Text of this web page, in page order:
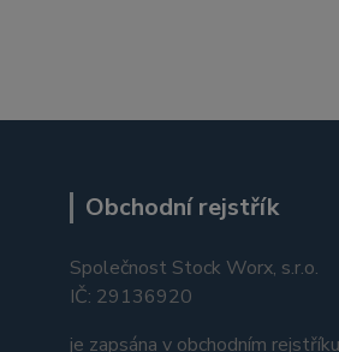
Obchodní rejstřík
Společnost Stock Worx, s.r.o.
IČ: 29136920
je zapsána v obchodním rejstříku